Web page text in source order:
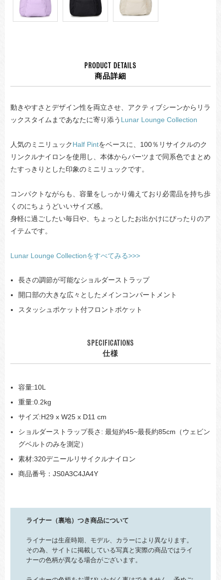
PRODUCT DETAILS
商品詳細
SPECIFICATIONS
仕様
動きやすさとデザイン性を両立させ、アクティブシーンからリラ
ックスタイムまであなたに寄り添う Lunar Lounge Collection
人気のミニリュックHalf Pintをベースに、100％リサイクルのク
リンクルナイロンを使用し、本体からパーツまで同系色でまとめ
たすっきりとした印象のミニリュックです。
コンパクトながらも、容量をしっかり備えており必需品を持ち歩
くのにちょうどいいサイズ感。
身軽に過ごしたい毎日や、ちょっとしたお出かけにぴったりのア
イテムです。
Lunar Lounge Collectionをすべてみる>>>
長さの調節が可能なショルダーストラップ
開口部の大きな広々としたメインコンパートメント
スタッシュポケット付フロントポケット
容量:10L
重量:0.2kg
サイズ:H29 x W25 x D11 cm
ショルダーストラップ長さ: 最短約45~最長約85cm（ウェビン
グベルトのみを測定）
素材:320デニールリサイクルナイロン
商品番号：JS0A3C4JA4Y
ライナー（裏地）つき商品について
ライナーは生産時期、モデル、カラーにより異なります。
その為、サイトに掲載している写真と実際の商品ではライ
ナーの色柄が異なる場合がございます。